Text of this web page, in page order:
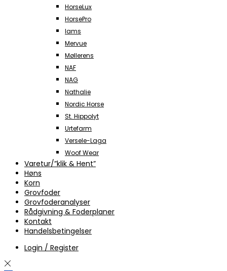
HorseLux
HorsePro
Iams
Mervue
Møllerens
NAF
NAG
Nathalie
Nordic Horse
St. Hippolyt
Urtefarm
Versele-Laga
Woof Wear
Varetur/”klik & Hent”
Høns
Korn
Grovfoder
Grovfoderanalyser
Rådgivning & Foderplaner
Kontakt
Handelsbetingelser
Login / Register